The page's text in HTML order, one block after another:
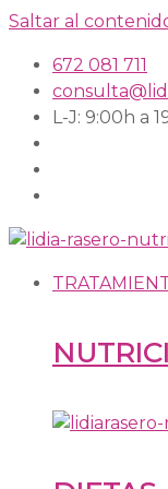
Saltar al
672 081 711
L-J: 9:00h a